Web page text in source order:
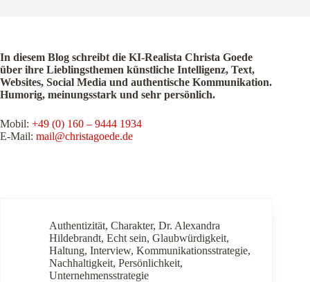
In diesem Blog schreibt die KI-Realista Christa Goede
über ihre Lieblingsthemen künstliche Intelligenz, Text,
Websites, Social Media und authentische Kommunikation.
Humorig, meinungsstark und sehr persönlich.
Mobil: +49 (0) 160 – 9444 1934
E-Mail: mail@christagoede.de
Authentizität, Charakter, Dr. Alexandra
Hildebrandt, Echt sein, Glaubwürdigkeit,
Haltung, Interview, Kommunikationsstrategie,
Nachhaltigkeit, Persönlichkeit,
Unternehmensstrategie